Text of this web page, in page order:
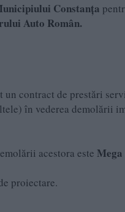
Constanța
Auto Român.
un contract de prestări
în vederea demolării
acestora este
proiectare.